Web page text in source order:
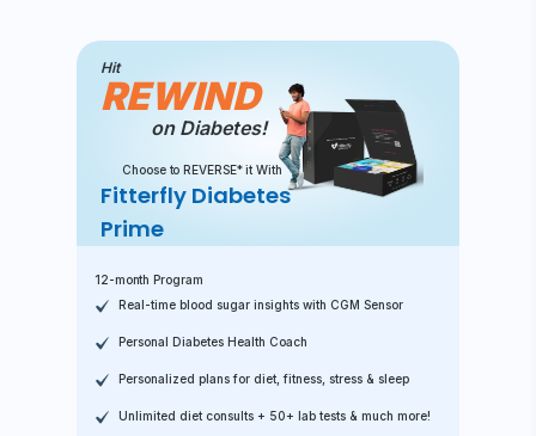
Hit
REWIND
on Diabetes!
Choose to REVERSE* it With
Fitterfly Diabetes
Prime
12-month Program
Real-time blood sugar insights with CGM Sensor
Personal Diabetes Health Coach
Personalized plans for diet, fitness, stress & sleep
Unlimited diet consults + 50+ lab tests & much more!